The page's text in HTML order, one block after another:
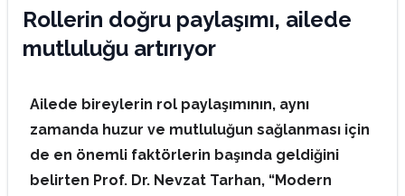
Rollerin doğru paylaşımı, ailede
mutluluğu artırıyor
Ailede bireylerin rol paylaşımının, aynı
zamanda huzur ve mutluluğun sağlanması için
de en önemli faktörlerin başında geldiğini
belirten Prof. Dr. Nevzat Tarhan, “Modern